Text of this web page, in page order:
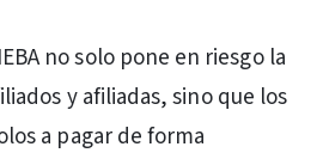
no solo pone en riesgo la
y afiliadas, sino que los
a pagar de forma